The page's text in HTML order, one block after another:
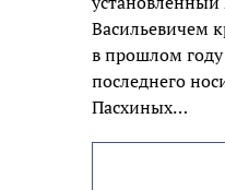
Васильевичем
в прошлом году
последнего
Пасхиных…